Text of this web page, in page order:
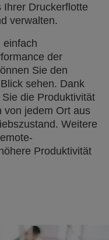
Ihrer Druckerflotte
verwalten.
einfach
der
Sie den
sehen. Dank
die Produktivität
von jedem Ort aus
Weitere
Produktivität